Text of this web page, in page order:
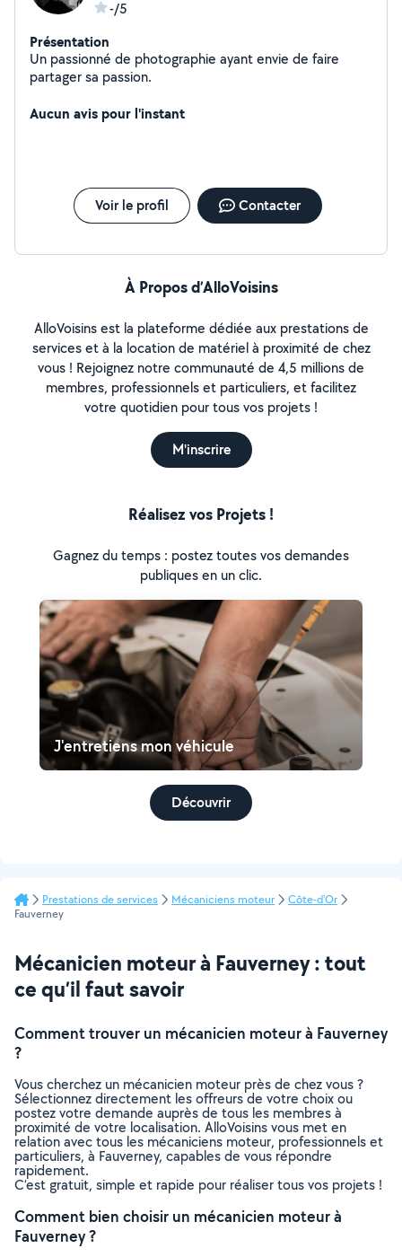
-/5
Présentation
Un passionné de photographie ayant envie de faire
partager sa passion.
Aucun avis pour l'instant
Voir le profil Contacter
À Propos d’AlloVoisins
AlloVoisins est la plateforme dédiée aux prestations de
services et à la location de matériel à proximité de chez
vous ! Rejoignez notre communauté de 4,5 millions de
membres, professionnels et particuliers, et facilitez
votre quotidien pour tous vos projets !
M'inscrire
Réalisez vos Projets !
Gagnez du temps : postez toutes vos demandes
publiques en un clic.
J'entretiens mon véhicule
Découvrir
Prestations de services Mécaniciens moteur
Côte-d'Or
Fauverney
Mécanicien moteur à Fauverney : tout
ce qu’il faut savoir
Comment trouver un mécanicien moteur à Fauverney
?
Vous cherchez un mécanicien moteur près de chez vous ?
Sélectionnez directement les offreurs de votre choix ou
postez votre demande auprès de tous les membres à
proximité de votre localisation. AlloVoisins vous met en
relation avec tous les mécaniciens moteur, professionnels et
particuliers, à Fauverney, capables de vous répondre
rapidement.
C’est gratuit, simple et rapide pour réaliser tous vos projets !
Comment bien choisir un mécanicien moteur à
Fauverney ?